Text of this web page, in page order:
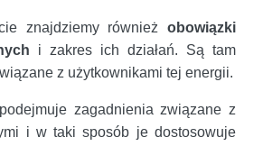
znajdziemy również obowiązki
i zakres ich działań. Są tam
z użytkownikami tej energii.
zagadnienia związane z
i w taki sposób je dostosowuje